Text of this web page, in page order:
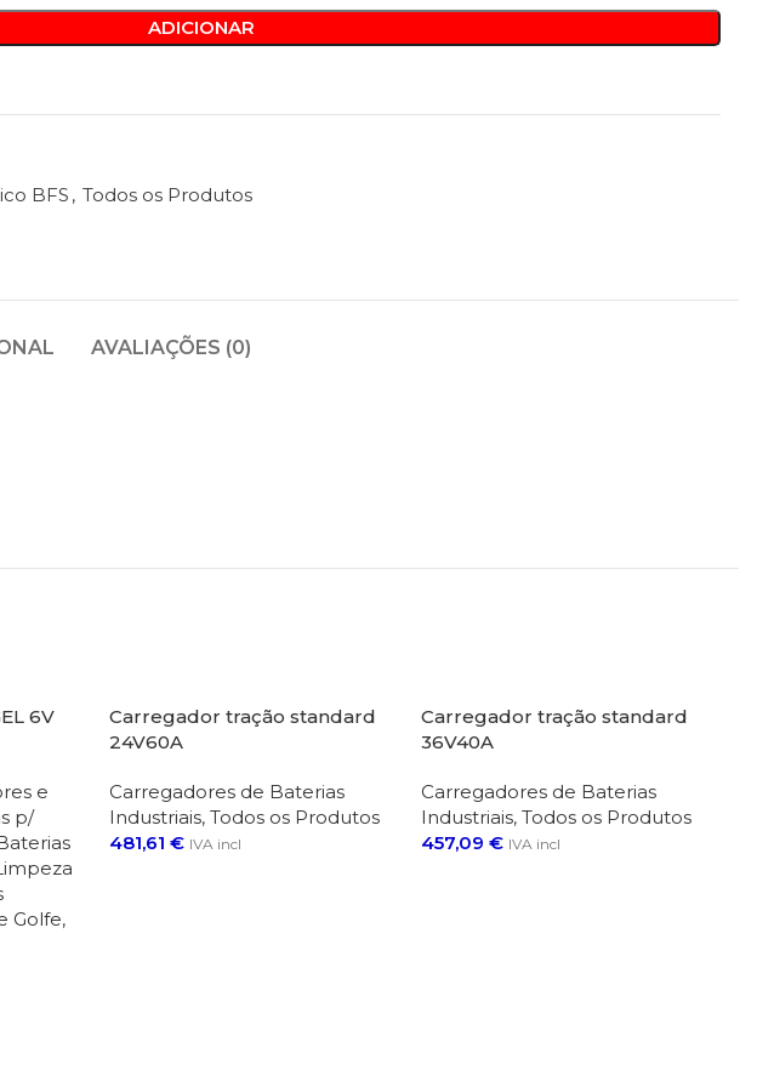
ADICIONAR
BFS , Todos os Produtos
AVALIAÇÕES (0)
6V
e
p/
Golfe,
Carregador tração standard
24V60A
Carregadores de Baterias
Industriais,Todos os Produtos
481,61€ IVA incl
Carregador tração standard
36V40A
Carregadores de Baterias
Industriais,Todos os Produtos
457,09€ IVA incl